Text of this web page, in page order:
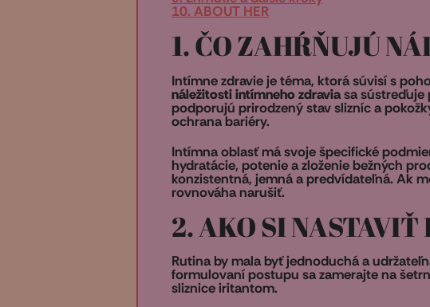
10. ABOUT HER
1. ČO ZAHŔŇUJÚ
Intímne zdravie je téma, ktorá súvisí s
náležitosti intímneho zdraviasa sústreďuje
podporujú prirodzený stav slizníc a
ochrana bariéry.
Intímna oblasť má svoje špecifické
hydratácie, potenie a zloženie bežných
konzistentná, jemná a predvídateľná. Ak
rovnováha narušiť.
2. AKO SI
Rutina by mala byť jednoduchá a
formulovaní postupu sa zamerajte na
sliznice iritantom.